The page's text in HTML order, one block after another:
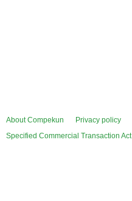
About Compekun Privacy policy
Specified Commercial Transaction Act